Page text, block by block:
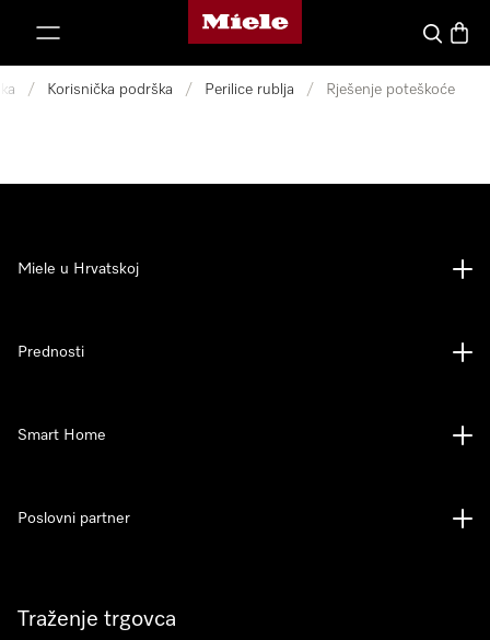
Miele početna stranica
Pretraga
/ Korisnička podrška / Perilice rublja / Rješenje poteškoće
Traženje trgovca
Miele u Hrvatskoj
Prednosti
Smart Home
Poslovni partner